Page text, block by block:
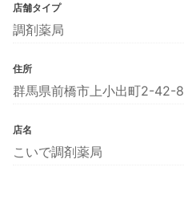
店舗タイプ
調剤薬局
住所
群馬県前橋市上小出町2-42-8
店名
こいで調剤薬局